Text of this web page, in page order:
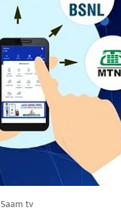
Saam tv